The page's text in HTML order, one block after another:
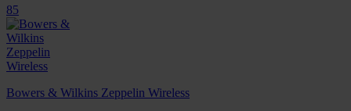
85
Bowers & Wilkins Zeppelin Wireless